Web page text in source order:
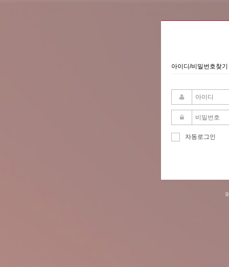
아이디/비밀번호찾기
자동로그인